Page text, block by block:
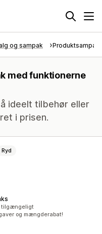
og sampak Produktsampak
med funktionerne
ideelt tilbehør eller
i prisen.
Ryd
tilgængeligt
og mængderabat!